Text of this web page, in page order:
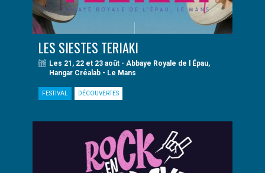
LES SIESTES TERIAKI
Les 21, 22 et 23 août - Abbaye Royale de l Épau,
Hangar Créalab - Le Mans
FESTIVAL DÉCOUVERTES